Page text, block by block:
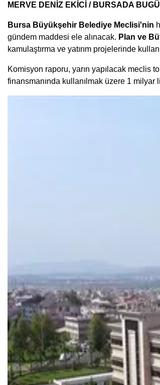
MERVE DENİZ EKİCİ / BURSADA
Bursa Büyükşehir Belediye Meclisi'nin
gündem maddesi ele alınacak. Plan ve
kamulaştırma ve yatırım projelerinde
Komisyon raporu, yarın yapılacak meclis
finansmanında kullanılmak üzere 1 milyar